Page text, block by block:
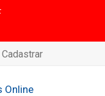
Online